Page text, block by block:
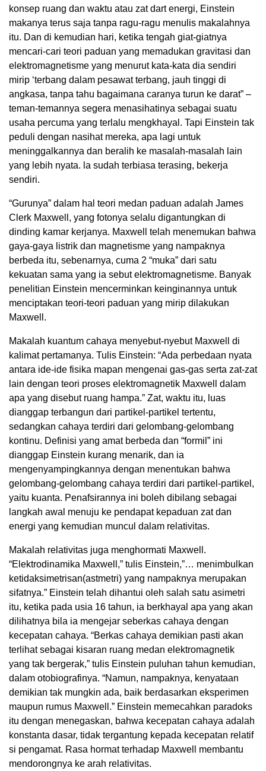
konsep ruang dan waktu atau zat dart energi, Einstein
makanya terus saja tanpa ragu-ragu menulis makalahnya
itu. Dan di kemudian hari, ketika tengah giat-giatnya
mencari-cari teori paduan yang memadukan gravitasi dan
elektromagnetisme yang menurut kata-kata dia sendiri
mirip ‘terbang dalam pesawat terbang, jauh tinggi di
angkasa, tanpa tahu bagaimana caranya turun ke darat” –
teman-temannya segera menasihatinya sebagai suatu
usaha percuma yang terlalu mengkhayal. Tapi Einstein tak
peduli dengan nasihat mereka, apa lagi untuk
meninggalkannya dan beralih ke masalah-masalah lain
yang lebih nyata. la sudah terbiasa terasing, bekerja
sendiri.
“Gurunya” dalam hal teori medan paduan adalah James
Clerk Maxwell, yang fotonya selalu digantungkan di
dinding kamar kerjanya. Maxwell telah menemukan bahwa
gaya-gaya listrik dan magnetisme yang nampaknya
berbeda itu, sebenarnya, cuma 2 “muka” dari satu
kekuatan sama yang ia sebut elektromagnetisme. Banyak
penelitian Einstein mencerminkan keinginannya untuk
menciptakan teori-teori paduan yang mirip dilakukan
Maxwell.
Makalah kuantum cahaya menyebut-nyebut Maxwell di
kalimat pertamanya. Tulis Einstein: “Ada perbedaan nyata
antara ide-ide fisika mapan mengenai gas-gas serta zat-zat
lain dengan teori proses elektromagnetik Maxwell dalam
apa yang disebut ruang hampa.” Zat, waktu itu, luas
dianggap terbangun dari partikel-partikel tertentu,
sedangkan cahaya terdiri dari gelombang-gelombang
kontinu. Definisi yang amat berbeda dan “formil” ini
dianggap Einstein kurang menarik, dan ia
mengenyampingkannya dengan menentukan bahwa
gelombang-gelombang cahaya terdiri dari partikel-partikel,
yaitu kuanta. Penafsirannya ini boleh dibilang sebagai
langkah awal menuju ke pendapat kepaduan zat dan
energi yang kemudian muncul dalam relativitas.
Makalah relativitas juga menghormati Maxwell.
“Elektrodinamika Maxwell,” tulis Einstein,”… menimbulkan
ketidaksimetrisan(astmetri) yang nampaknya merupakan
sifatnya.” Einstein telah dihantui oleh salah satu asimetri
itu, ketika pada usia 16 tahun, ia berkhayal apa yang akan
dilihatnya bila ia mengejar seberkas cahaya dengan
kecepatan cahaya. “Berkas cahaya demikian pasti akan
terlihat sebagai kisaran ruang medan elektromagnetik
yang tak bergerak,” tulis Einstein puluhan tahun kemudian,
dalam otobiografinya. “Namun, nampaknya, kenyataan
demikian tak mungkin ada, baik berdasarkan eksperimen
maupun rumus Maxwell.” Einstein memecahkan paradoks
itu dengan menegaskan, bahwa kecepatan cahaya adalah
konstanta dasar, tidak tergantung kepada kecepatan relatif
si pengamat. Rasa hormat terhadap Maxwell membantu
mendorongnya ke arah relativitas.